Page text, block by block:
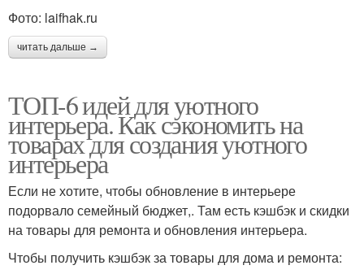
Фото: laifhak.ru
читать дальше →
ТОП-6 идей для уютного
интерьера. Как сэкономить на
товарах для создания уютного
интерьера
Если не хотите, чтобы обновление в интерьере
подорвало семейный бюджет,. Там есть кэшбэк и скидки
на товары для ремонта и обновления интерьера.
Чтобы получить кэшбэк за товары для дома и ремонта: